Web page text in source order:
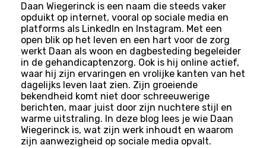
Daan Wiegerinck is een naam die steeds vaker
opduikt op internet, vooral op sociale media en
platforms als LinkedIn en Instagram. Met een
open blik op het leven en een hart voor de zorg
werkt Daan als woon en dagbesteding begeleider
in de gehandicaptenzorg. Ook is hij online actief,
waar hij zijn ervaringen en vrolijke kanten van het
dagelijks leven laat zien. Zijn groeiende
bekendheid komt niet door schreeuwerige
berichten, maar juist door zijn nuchtere stijl en
warme uitstraling. In deze blog lees je wie Daan
Wiegerinck is, wat zijn werk inhoudt en waarom
zijn aanwezigheid op sociale media opvalt.